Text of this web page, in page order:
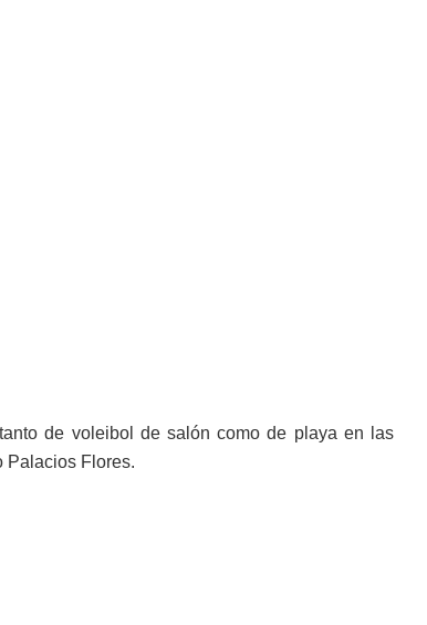
de voleibol de salón como de playa en las
Palacios Flores.